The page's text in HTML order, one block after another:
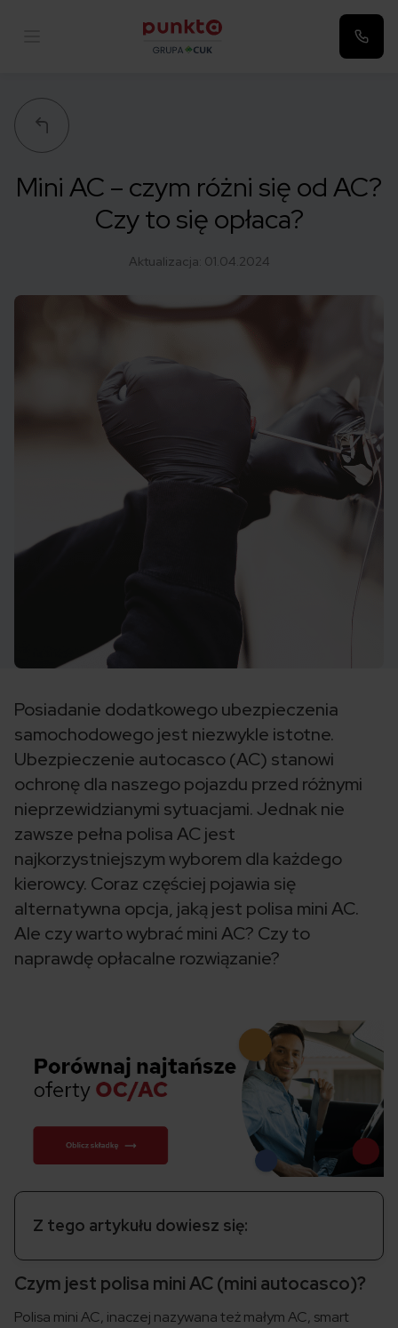
Mini AC – czym różni się od AC?
Czy to się opłaca?
Aktualizacja: 01.04.2024
Posiadanie dodatkowego ubezpieczenia
samochodowego jest niezwykle istotne.
Ubezpieczenie autocasco (AC) stanowi
ochronę dla naszego pojazdu przed różnymi
nieprzewidzianymi sytuacjami. Jednak nie
zawsze pełna polisa AC jest
najkorzystniejszym wyborem dla każdego
kierowcy. Coraz częściej pojawia się
alternatywna opcja, jaką jest polisa mini AC.
Ale czy warto wybrać mini AC? Czy to
naprawdę opłacalne rozwiązanie?
Z tego artykułu dowiesz się:
Czym jest polisa mini AC (mini autocasco)?
Polisa mini AC, inaczej nazywana też małym AC, smart